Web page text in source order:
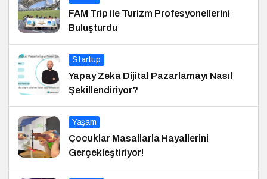
FAM Trip ile Turizm Profesyonellerini
Buluşturdu
Startup
Yapay Zeka Dijital Pazarlamayı Nasıl
Şekillendiriyor?
Yaşam
Çocuklar Masallarla Hayallerini
Gerçekleştiriyor!